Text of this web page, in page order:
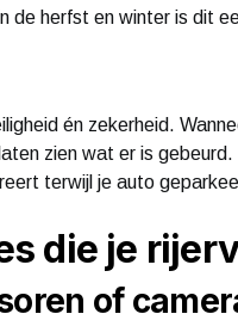
de herfst en winter is dit
én zekerheid.
zien wat er is
terwijl je auto
die je
of